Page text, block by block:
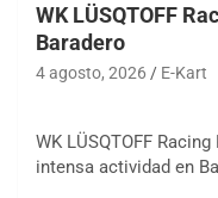
WK LÜSQTOFF
Baradero
4 agosto, 2026 E-Kart
WK LÜSQTOFF
intensa actividad en
08/09-AGO